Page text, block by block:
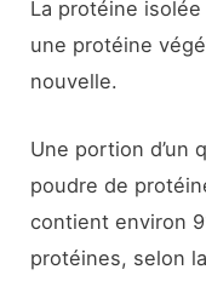
La protéine
une protéine
nouvelle.
Une portion d’un
poudre de
contient environ
protéines, selon